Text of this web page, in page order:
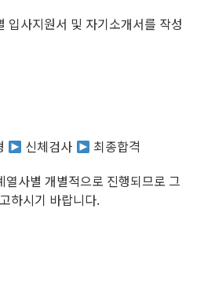
원서 및 자기소개서를 작성
신체검사
최종합격
사별 개별적으로 진행되므로 그
하시기 바랍니다.